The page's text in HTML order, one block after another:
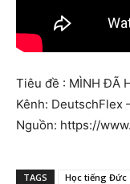
Tiêu đề : MÌNH ĐÃ
Kênh: DeutschFlex
Nguồn: https://
TAGS Học tiếng Đức